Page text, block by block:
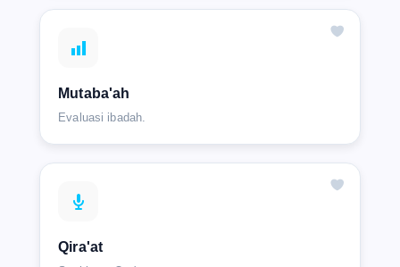
Mutaba'ah
Evaluasi ibadah.
Qira'at